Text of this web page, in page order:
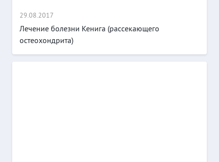
29.08.2017
Лечение болезни Кенига (рассекающего
остеохондрита)